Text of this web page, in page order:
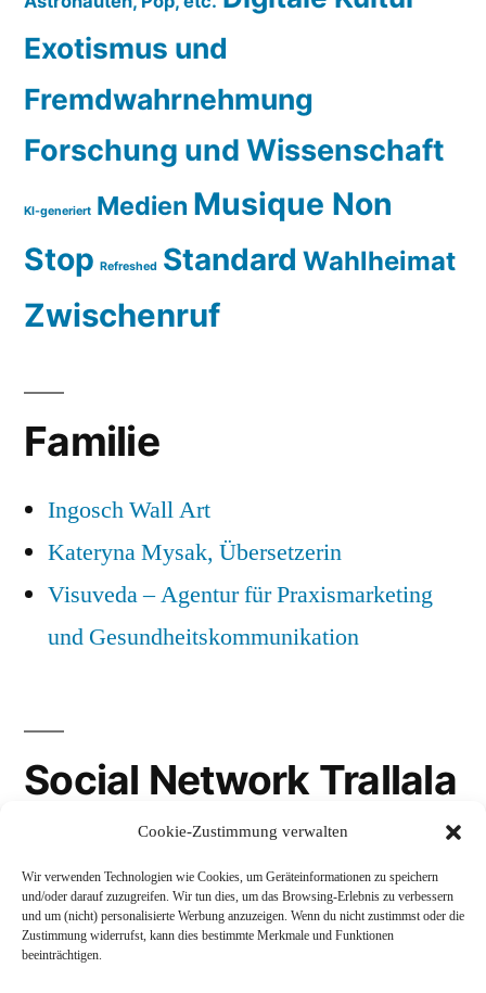
Cookie-Zustimmung verwalten
Wir verwenden Technologien wie Cookies, um Geräteinformationen zu speichern
und/oder darauf zuzugreifen. Wir tun dies, um das Browsing-Erlebnis zu verbessern
und um (nicht) personalisierte Werbung anzuzeigen. Wenn du nicht zustimmst oder die
Zustimmung widerrufst, kann dies bestimmte Merkmale und Funktionen
beeinträchtigen.
Exotismus und
Fremdwahrnehmung
Forschung und Wissenschaft
KI-generiert Medien Musique Non
Stop Refreshed Standard Wahlheimat
Zwischenruf
Familie
Ingosch Wall Art
Kateryna Mysak, Übersetzerin
Visuveda – Agentur für Praxismarketing
und Gesundheitskommunikation
Social Network Trallala
LinkedIn
Mastodon